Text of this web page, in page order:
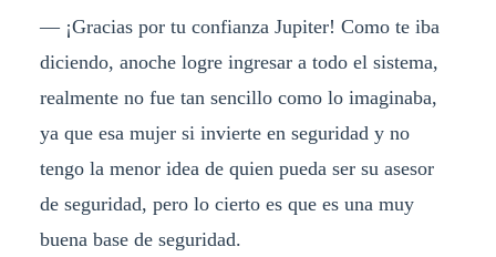
— ¡Gracias por tu confianza Jupiter! Como te iba
diciendo, anoche logre ingresar a todo el sistema,
realmente no fue tan sencillo como lo imaginaba,
ya que esa mujer si invierte en seguridad y no
tengo la menor idea de quien pueda ser su asesor
de seguridad, pero lo cierto es que es una muy
buena base de seguridad.